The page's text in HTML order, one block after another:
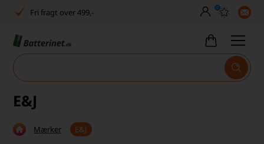
Fri fragt over 499,-
Dag-til-dag levering
0
E&J
Mærker E&J